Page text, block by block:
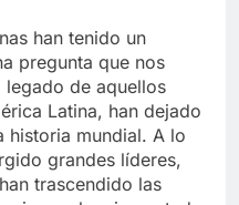
han tenido un
pregunta que nos
de aquellos
Latina, han dejado
historia mundial. A lo
grandes líderes,
trascendido las